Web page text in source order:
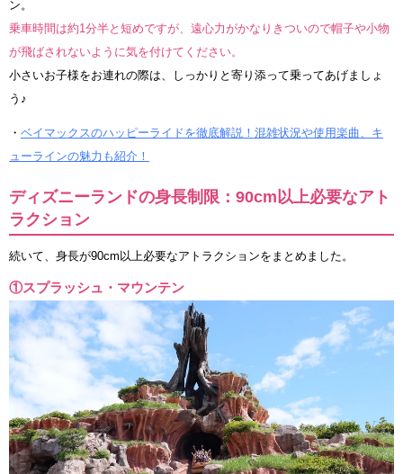
ン。
乗車時間は約1分半と短めですが、遠心力がかなりきついので帽子や小物
が飛ばされないように気を付けてください。
小さいお子様をお連れの際は、しっかりと寄り添って乗ってあげましょ
う♪
・ ベイマックスのハッピーライドを徹底解説！混雑状況や使用楽曲、キ
ューラインの魅力も紹介！
ディズニーランドの身長制限：90cm以上必要なアト
ラクション
続いて、身長が90cm以上必要なアトラクションをまとめました。
①スプラッシュ・マウンテン